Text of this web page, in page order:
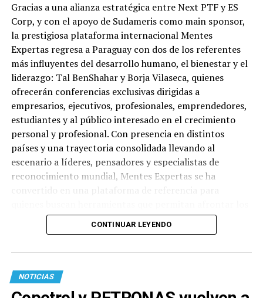
Gracias a una alianza estratégica entre Next PTF y ES
Corp, y con el apoyo de Sudameris como main sponsor,
la prestigiosa plataforma internacional Mentes
Expertas regresa a Paraguay con dos de los referentes
más influyentes del desarrollo humano, el bienestar y el
liderazgo: Tal BenShahar y Borja Vilaseca, quienes
ofrecerán conferencias exclusivas dirigidas a
empresarios, ejecutivos, profesionales, emprendedores,
estudiantes y al público interesado en el crecimiento
personal y profesional. Con presencia en distintos
países y una trayectoria consolidada llevando al
escenario a líderes, pensadores y especialistas de
reconocimiento mundial, Mentes Expertas se ha
desafíos actuales desde una mirada más consciente,
humana e innovadora. La primera conferencia tendrá
los mayores referentes mundiales en psicología positiva
y liderazgo del bienestar. Doctor en Psicología y
CONTINUAR LEYENDO
NOTICIAS